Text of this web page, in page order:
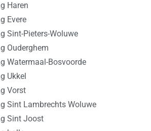
Haren
Evere
Sint-Pieters-Woluwe
Ouderghem
Watermaal-Bosvoorde
Ukkel
Vorst
Sint Lambrechts Woluwe
Sint Joost